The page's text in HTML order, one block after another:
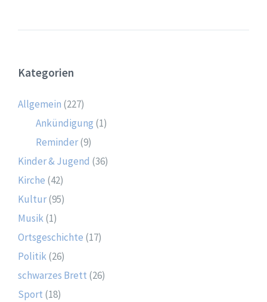
Kategorien
Allgemein (227)
Ankündigung (1)
Reminder(9)
Kinder & Jugend (36)
Kirche (42)
Kultur(95)
Musik(1)
Ortsgeschichte (17)
Politik(26)
schwarzes Brett (26)
Sport (18)